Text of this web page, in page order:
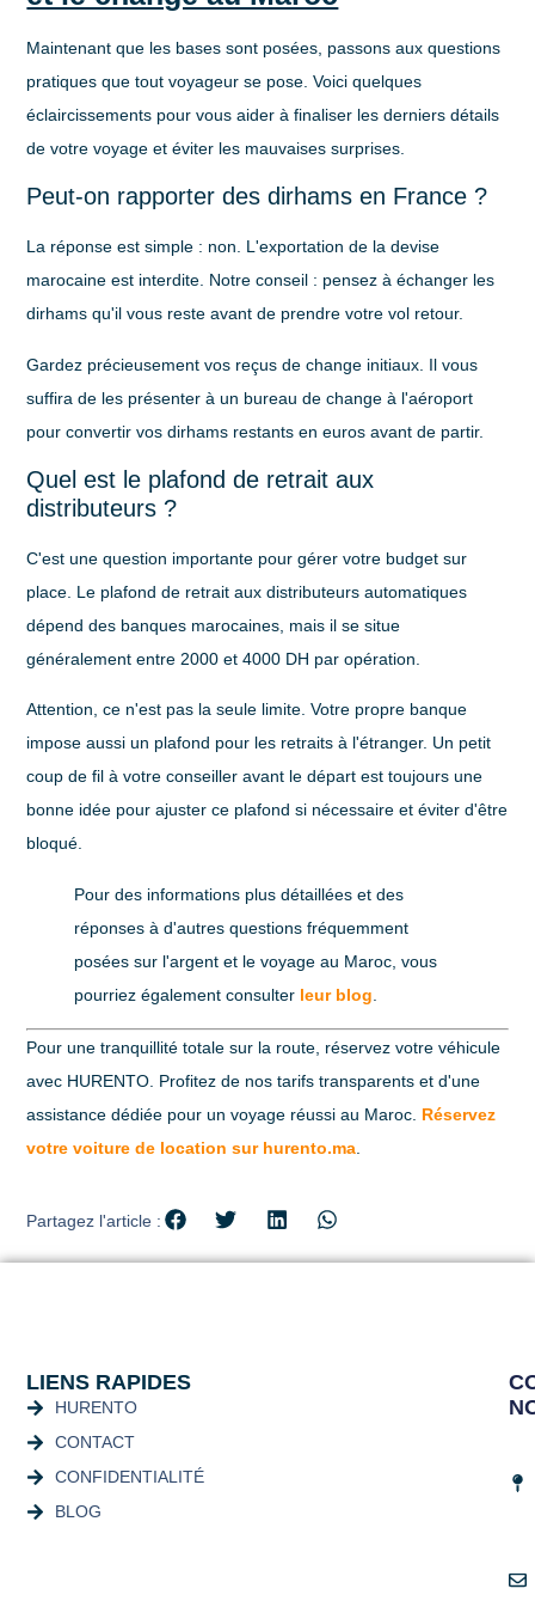
Maintenant que les bases sont posées, passons aux questions
pratiques que tout voyageur se pose. Voici quelques
éclaircissements pour vous aider à finaliser les derniers détails
de votre voyage et éviter les mauvaises surprises.
Peut-on rapporter des dirhams en France ?
La réponse est simple : non. L'exportation de la devise
marocaine est interdite. Notre conseil : pensez à échanger les
dirhams qu'il vous reste avant de prendre votre vol retour.
Gardez précieusement vos reçus de change initiaux. Il vous
suffira de les présenter à un bureau de change à l'aéroport
pour convertir vos dirhams restants en euros avant de partir.
Quel est le plafond de retrait aux
distributeurs ?
C'est une question importante pour gérer votre budget sur
place. Le plafond de retrait aux distributeurs automatiques
dépend des banques marocaines, mais il se situe
généralement entre 2000 et 4000 DH par opération.
Attention, ce n'est pas la seule limite. Votre propre banque
impose aussi un plafond pour les retraits à l'étranger. Un petit
coup de fil à votre conseiller avant le départ est toujours une
bonne idée pour ajuster ce plafond si nécessaire et éviter d'être
bloqué.
Pour des informations plus détaillées et des
réponses à d'autres questions fréquemment
posées sur l'argent et le voyage au Maroc, vous
pourriez également consulter leur blog
Pour une tranquillité totale sur la route, réservez votre véhicule
avec HURENTO . Profitez de nos tarifs transparents et d'une
assistance dédiée pour un voyage réussi au Maroc. Réservez
votre voiture de location sur hurento.ma
Partagez l'article :
LIENS RAPIDES
HURENTO
CONTACT
CONFIDENTIALITÉ
BLOG